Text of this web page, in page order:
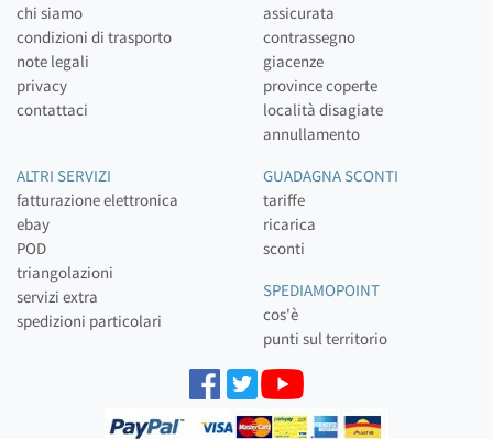
chi siamo
condizioni di trasporto
note legali
privacy
contattaci
assicurata
contrassegno
giacenze
province coperte
località disagiate
annullamento
ALTRI SERVIZI
fatturazione elettronica
ebay
POD
triangolazioni
servizi extra
spedizioni particolari
GUADAGNA SCONTI
tariffe
ricarica
sconti
SPEDIAMOPOINT
cos'è
punti sul territorio